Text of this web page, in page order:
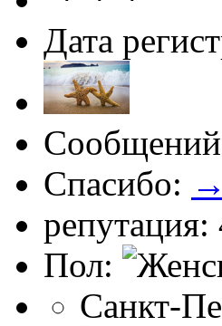
Дата
Спасибо:
репутация:
Пол:
Санкт-